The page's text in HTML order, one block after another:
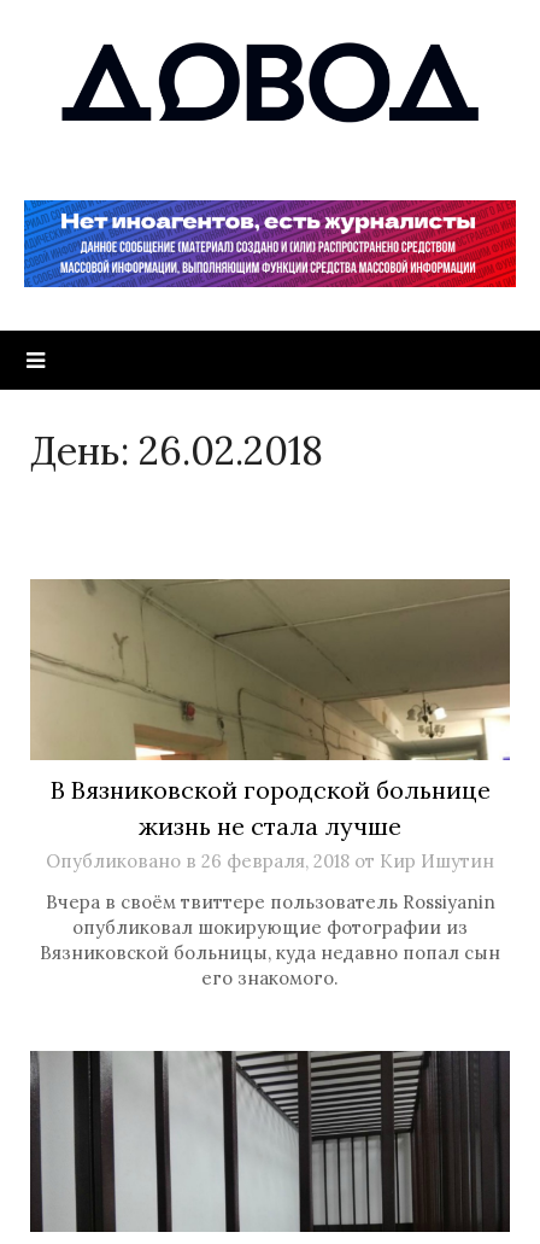
День: 26.02.2018
В Вязниковской городской больнице
жизнь не стала лучше
Опубликовано в 26 февраля, 2018 от Кир Ишутин
Вчера в своём твиттере пользователь Rossiyanin
опубликовал шокирующие фотографии из
Вязниковской больницы, куда недавно попал сын
его знакомого.